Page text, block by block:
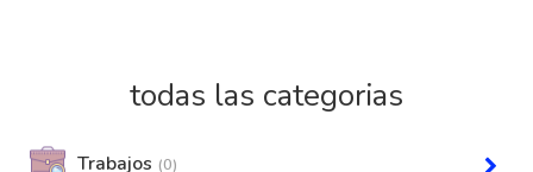
todas las categorias
Trabajos (0)